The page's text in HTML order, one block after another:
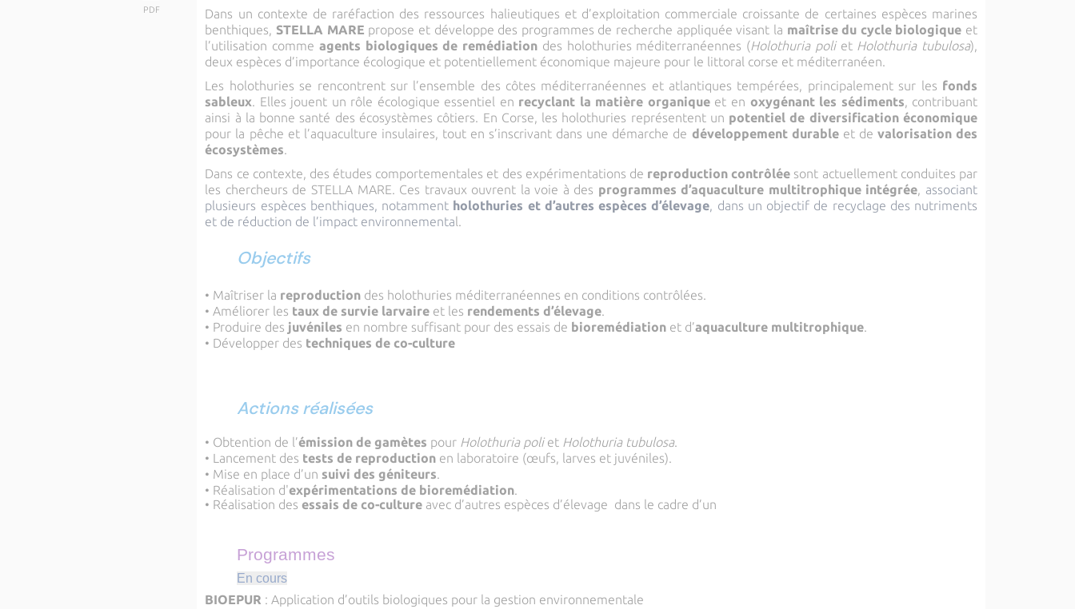
PDF
Dans un contexte de raréfaction des ressources halieutiques et d’exploitation commerciale croissante de certaines espèces marines
benthiques, STELLA MARE propose et développe des programmes de recherche appliquée visant la maîtrise du cycle biologique et
l’utilisation comme agents biologiques de remédiation des holothuries méditerranéennes (Holothuria poliet Holothuria tubulosa),
deux espèces d’importance écologique et potentiellement économique majeure pour le littoral corse et méditerranéen.
Les holothuries se rencontrent sur l’ensemble des côtes méditerranéennes et atlantiques tempérées, principalement sur les fonds
sableux. Elles jouent un rôle écologique essentiel en recyclant la matière organiqueet en oxygénant les sédiments, contribuant
ainsi à la bonne santé des écosystèmes côtiers. En Corse, les holothuries représentent un potentiel de diversification économique
pour la pêche et l’aquaculture insulaires, tout en s’inscrivant dans une démarche de développement durableet de valorisation des
écosystèmes.
Dans ce contexte, des études comportementales et des expérimentations de reproduction contrôlée sont actuellement conduites par
les chercheurs de STELLA MARE. Ces travaux ouvrent la voie à des programmes d’aquaculture multitrophique intégrée, associant
plusieurs espèces benthiques, notamment holothuries et d’autres espèces d’élevage, dans un objectif de recyclage des nutriments
et de réduction de l’impact environnemental.
Objectifs
• Maîtriser la reproduction des holothuries méditerranéennes en conditions contrôlées.
• Améliorer les taux de survie larvaire et les rendements d’élevage.
• Produire des juvéniles en nombre suffisant pour des essais de bioremédiation et d’aquaculture multitrophique.
• Développer des techniques de co-culture
Actions réalisées
• Obtention de l’émission de gamètes pour Holothuria poliet Holothuria tubulosa.
• Lancement des tests de reproduction en laboratoire (œufs, larves et juvéniles).
• Mise en place d’un suivi des géniteurs.
• Réalisation d'expérimentations de bioremédiation.
• Réalisation des essais de co-culture avec d’autres espèces d’élevage dans le cadre d’un
Programmes
En cours
BIOEPUR : Application d’outils biologiques pour la gestion environnementale